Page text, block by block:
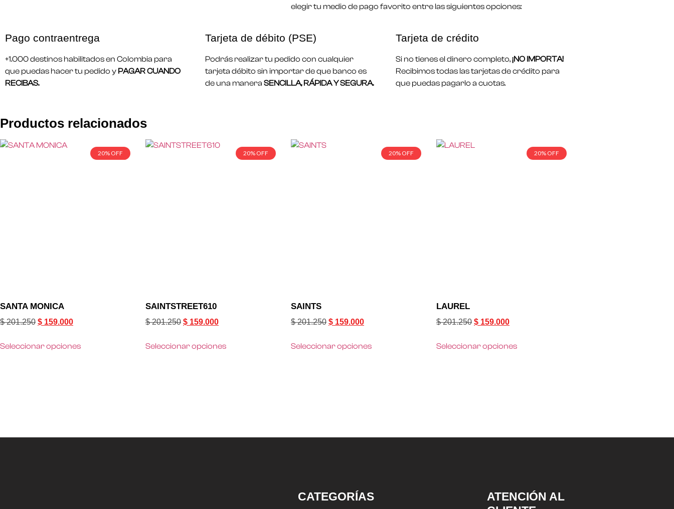
elegir tu medio de pago favorito entre las siguientes opciones:
Pago contraentrega
+1.000 destinos habilitados en Colombia para
que puedas hacer tu pedido y PAGAR CUANDO
RECIBAS.
Tarjeta de débito (PSE)
Podrás realizar tu pedido con cualquier
tarjeta débito sin importar de que banco es
de una manera SENCILLA, RÁPIDA Y SEGURA.
Tarjeta de crédito
Si no tienes el dinero completo,¡NO IMPORTA!
Recibimos todas las tarjetas de crédito para
que puedas pagarlo a cuotas.
Productos relacionados
20% OFF
SANTA MONICA
$201.250 $ 159.000
Seleccionar opciones
20% OFF
SAINTSTREET610
$201.250 $ 159.000
Seleccionar opciones
20% OFF
SAINTS
$201.250 $ 159.000
Seleccionar opciones
20% OFF
LAUREL
$201.250 $ 159.000
Seleccionar opciones
CATEGORÍAS
ATENCIÓN AL